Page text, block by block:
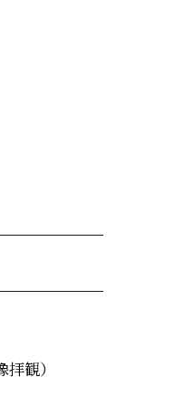
観）